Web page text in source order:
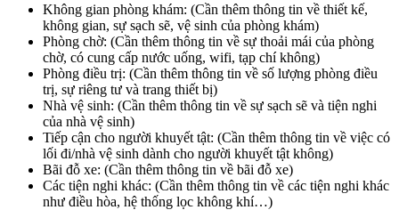
Không gian phòng khám: (Cần thêm thông tin về thiết kế,
không gian, sự sạch sẽ, vệ sinh của phòng khám)
Phòng chờ: (Cần thêm thông tin về sự thoải mái của phòng
chờ, có cung cấp nước uống, wifi, tạp chí không)
Phòng điều trị: (Cần thêm thông tin về số lượng phòng điều
trị, sự riêng tư và trang thiết bị)
Nhà vệ sinh: (Cần thêm thông tin về sự sạch sẽ và tiện nghi
của nhà vệ sinh)
Tiếp cận cho người khuyết tật: (Cần thêm thông tin về việc có
lối đi/nhà vệ sinh dành cho người khuyết tật không)
Bãi đỗ xe: (Cần thêm thông tin về bãi đỗ xe)
Các tiện nghi khác: (Cần thêm thông tin về các tiện nghi khác
như điều hòa, hệ thống lọc không khí…)